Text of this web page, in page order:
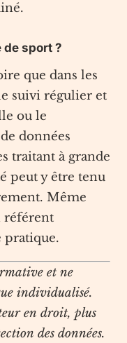
de sport ?
que dans les
suivi régulier et
ou le
données
traitant à grande
peut y être tenu
Même
référent
pratique.
et ne
individualisé.
en droit, plus
des données.